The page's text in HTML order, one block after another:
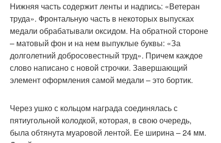
Нижняя часть содержит ленты и надпись: «Ветеран
труда». Фронтальную часть в некоторых выпусках
медали обрабатывали оксидом. На обратной стороне
– матовый фон и на нем выпуклые буквы: «За
долголетний добросовестный труд». Причем каждое
слово написано с новой строчки. Завершающий
элемент оформления самой медали – это бортик.
Через ушко с кольцом награда соединялась с
пятиугольной колодкой, которая, в свою очередь,
была обтянута муаровой лентой. Ее ширина – 24 мм.